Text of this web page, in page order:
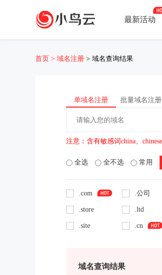
最新活动
首页 > 域名注册 > 域名查询结果
单域名注册 批量域名注册
注意：含有敏感词china、
全选 全不选 常用
.com .公司
.store .ltd
.site .cn
域名查询结果